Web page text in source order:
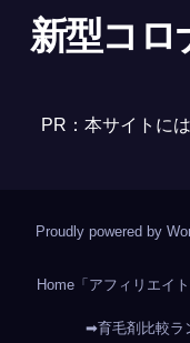
新型コロ
PR：本サイトに
Proudly powered by
Home「アフィリエイ
➡育毛剤比較ラ